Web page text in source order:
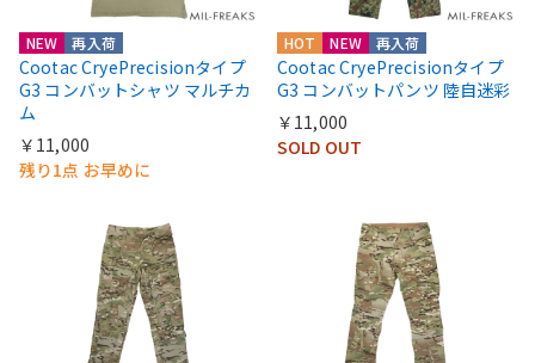
NEW 再入荷
Cootac CryePrecisionタイプ
G3 コンバットシャツ マルチカ
ム
￥11,000
残り1点 お早めに
HOT NEW 再入荷
Cootac CryePrecisionタイプ
G3 コンバットパンツ 陸自迷彩
￥11,000
SOLD OUT